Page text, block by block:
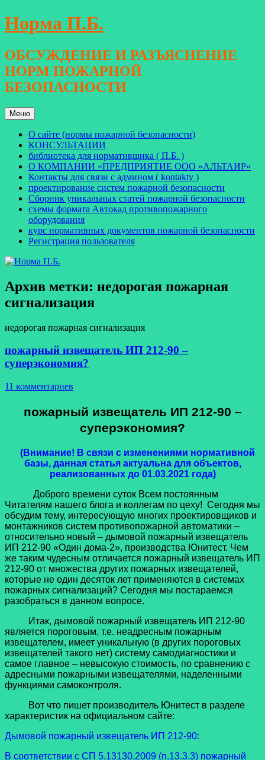
Перейти
к
Норма П.Б.
ОБСУЖДЕНИЕ И РАЗЪЯСНЕНИЕ
НОРМ ПОЖАРНОЙ
БЕЗОПАСНОСТИ
Меню
О сайте (нормы пожарной безопасности)
КОНСУЛЬТАЦИИ
библиотека для нормативщика ( П.Б. )
О КОМПАНИИ «ПРЕДПРИЯТИЕ ООО «АЛЬТАИР»
Контакты для связи с админом ( kontakty )
проектирование систем пожарной безопасности
Сборник уникальных статей пожарной безопасности
схемы формата Автокад противопожарного
оборудования
курс нормативных документов пожарной безопасности
Регистрация пользователя
Архив метки: недорогая пожарная
сигнализация
недорогая пожарная сигнализация
пожарный извещатель ИП 212-90 –
суперэкономия?
11 комментариев
пожарный извещатель ИП 212-90 –
суперэкономия?
(Внимание! В связи с изменениями нормативной
базы, данная статья актуальна для объектов,
реализованных до 01.03.2021 года)
Доброго времени суток Всем постоянным
Читателям нашего блога и коллегам по цеху! Сегодня мы
обсудим тему, интересующую многих проектировщиков и
монтажников систем противопожарной автоматики –
относительно новый – дымовой пожарный извещатель
ИП 212-90 «Один дома-2», производства Юнитест. Чем
же таким чудесным отличается пожарный извещатель ИП
212-90 от множества других пожарных извещателей,
которые не один десяток лет применяются в системах
пожарных сигнализаций? Сегодня мы постараемся
разобраться в данном вопросе.
Итак, дымовой пожарный извещатель ИП 212-90
является пороговым, т.е. неадресным пожарным
извещателем, имеет уникальную (в других пороговых
извещателей такого нет) систему самодиагностики и
самое главное – невысокую стоимость, по сравнению с
адресными пожарными извещателями, наделенными
функциями самоконтроля.
Вот что пишет производитель Юнитест в разделе
характеристик на официальном сайте:
Дымовой пожарный извещатель ИП 212-90:
В соответствии с СП 5.13130.2009 (п.13.3.3) пожарный